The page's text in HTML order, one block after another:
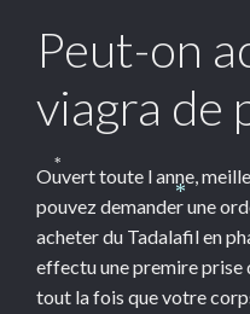
Peut-on
viagra de
Ouvert toute l anne,
pouvez demander une
acheter du Tadalafil en
effectu une premire prise
tout la fois que votre
*
*